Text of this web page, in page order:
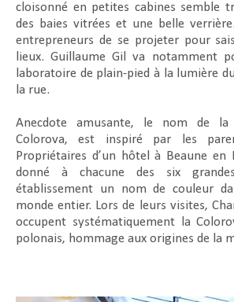
cloisonné en petites cabines semble
des baies vitrées et une belle
entrepreneurs de se projeter pour
lieux. Guillaume Gil va notamment
laboratoire de plain-pied à la lumière
la rue.
Anecdote amusante, le nom de la
Colorova, est inspiré par les
Propriétaires d’un hôtel à Beaune
donné à chacune des six
établissement un nom de couleur
monde entier. Lors de leurs visites,
occupent systématiquement la
polonais, hommage aux origines de la